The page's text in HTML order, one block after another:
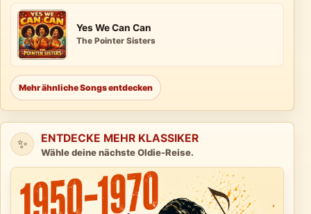
Yes We Can Can
The Pointer Sisters
Mehr ähnliche Songs entdecken
✨ ENTDECKE MEHR KLASSIKER
Wähle deine nächste Oldie-Reise.